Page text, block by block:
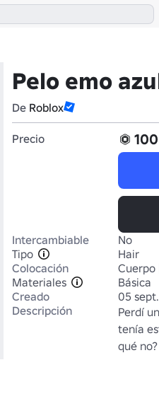
Pelo emo
De Roblox
Precio
100
Intercambiable
No
Tipo
Hair
Colocación
Cuerpo
Materiales
Básica
Creado
05
Descripción
Perdí
tenía
qué